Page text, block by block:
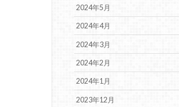
2024年5月
2024年4月
2024年3月
2024年2月
2024年1月
2023年12月